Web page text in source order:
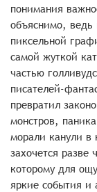
понимания
объяснимо, ведь
пиксельной
самой жуткой
частью
писателей-
превратил
монстров,
морали канули в
захочется разве
которому для
яркие события и